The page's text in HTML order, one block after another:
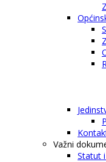
Važni
Statut